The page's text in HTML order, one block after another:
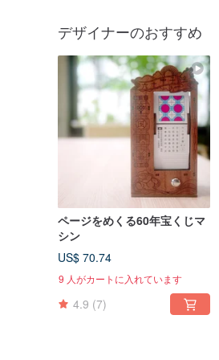
デザイナーのおすすめ
ページをめくる60年宝くじマ
シン
US$ 70.74
9 人がカートに入れています
4.9 (7)